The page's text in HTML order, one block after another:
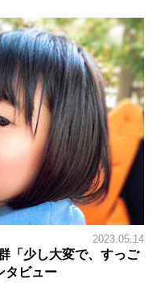
2023.05.14
「少し大変で、すっご
タビュー